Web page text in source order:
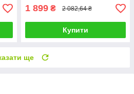
1 899 ₴ 2 082,64 ₴
Купити
ще